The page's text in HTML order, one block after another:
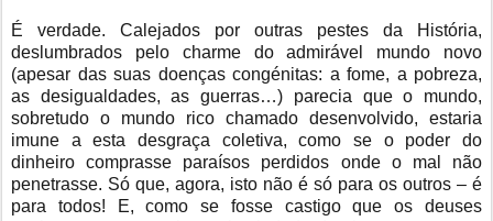
É verdade. Calejados por outras pestes da História,
deslumbrados pelo charme do admirável mundo novo
(apesar das suas doenças congénitas: a fome, a pobreza,
as desigualdades, as guerras…) parecia que o mundo,
sobretudo o mundo rico chamado desenvolvido, estaria
imune a esta desgraça coletiva, como se o poder do
dinheiro comprasse paraísos perdidos onde o mal não
penetrasse. Só que, agora, isto não é só para os outros – é
para todos! E, como se fosse castigo que os deuses